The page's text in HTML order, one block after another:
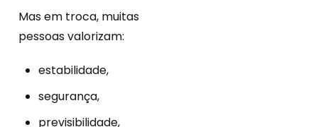
Mas em troca, muitas
pessoas valorizam:
estabilidade,
segurança,
previsibilidade,